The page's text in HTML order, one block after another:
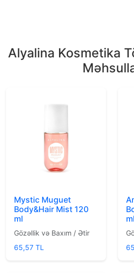
Alyalina Kosmetika
Mystic Muguet
Body&Hair Mist 120
ml
Gözəllik və Baxım / Ətir
65,57 TL
ml